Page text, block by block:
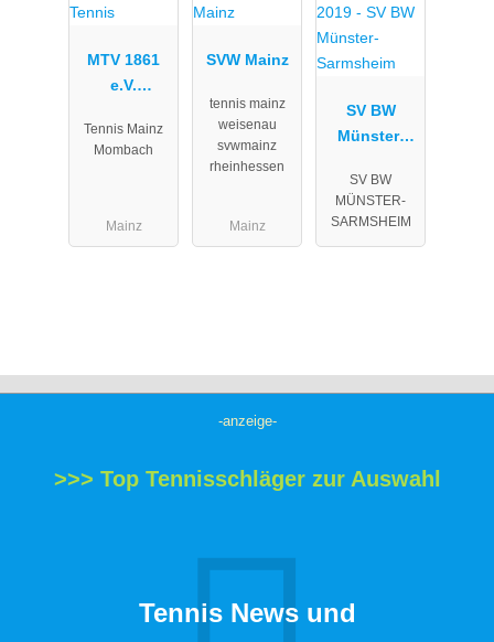
MTV 1861
e.V.
Tennis
Tennis Mainz
Mombach
Mainz
SVW Mainz
tennis mainz
weisenau
svwmainz
rheinhessen
Mainz
SV BW
Münster-
SV BW
MÜNSTER-
SARMSHEIM
-anzeige-
>>> Top Tennisschläger zur Auswahl
Tennis News und